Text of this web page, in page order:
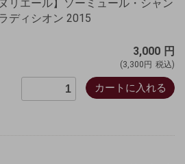
リエール】ソーミュール・シャン
ディシオン 2015
3,000 円
(3,300円 税込)
カートに入れる